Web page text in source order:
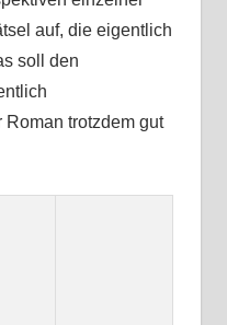
auf, die eigentlich
soll den
Roman trotzdem gut